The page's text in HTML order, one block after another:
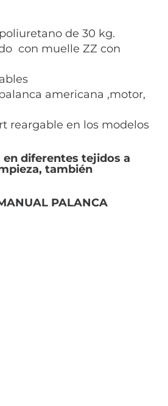
de 30 kg.
con muelle ZZ con
americana ,motor,
reargable en los modelos
diferentes tejidos a
también
PALANCA